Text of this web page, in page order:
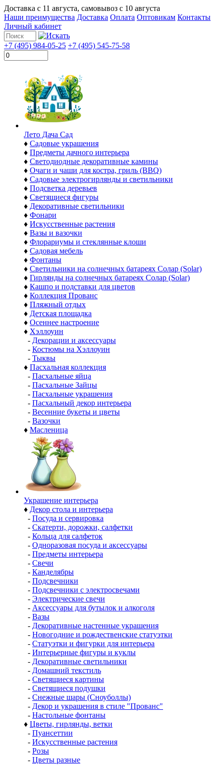
Доставка с 11 августа, самовывоз с 10 августа
Наши преимущества Доставка Оплата Оптовикам Контакты
Личный кабинет
+7 (495) 984-05-25 +7 (495) 545-75-58
Лето Дача Сад
♦ Садовые украшения
♦ Предметы дачного интерьера
♦ Светодиодные декоративные камины
♦ Очаги и чаши для костра, гриль (BBQ)
♦ Садовые электрогирлянды и светильники
♦ Подсветка деревьев
♦ Светящиеся фигуры
♦ Декоративные светильники
♦ Фонари
♦ Искусственные растения
♦ Вазы и вазочки
♦ Флорариумы и стеклянные клоши
♦ Садовая мебель
♦ Фонтаны
♦ Светильники на солнечных батареях Солар (Solar)
♦ Гирлянды на солнечных батареях Солар (Solar)
♦ Кашпо и подставки для цветов
♦ Коллекция Прованс
♦ Пляжный отдых
♦ Детская площадка
♦ Осеннее настроение
♦ Хэллоуин
- Декорации и аксессуары
- Костюмы на Хэллоуин
- Тыквы
♦ Пасхальная коллекция
- Пасхальные яйца
- Пасхальные Зайцы
- Пасхальные украшения
- Пасхальный декор интерьера
- Весенние букеты и цветы
- Вазочки
♦ Масленица
Украшение интерьера
♦ Декор стола и интерьера
- Посуда и сервировка
- Скатерти, дорожки, салфетки
- Кольца для салфеток
- Одноразовая посуда и аксессуары
- Предметы интерьера
- Свечи
- Канделябры
- Подсвечники
- Подсвечники с электросвечами
- Электрические свечи
- Аксессуары для бутылок и алкоголя
- Вазы
- Декоративные настенные украшения
- Новогодние и рождественские статуэтки
- Статуэтки и фигурки для интерьера
- Интерьерные фигуры и куклы
- Декоративные светильники
- Домашний текстиль
- Светящиеся картины
- Светящиеся подушки
- Снежные шары (Сноуболлы)
- Декор и украшения в стиле "Прованс"
- Настольные фонтаны
♦ Цветы, гирлянды, ветки
- Пуансеттии
- Искусственные растения
- Розы
- Цветы разные